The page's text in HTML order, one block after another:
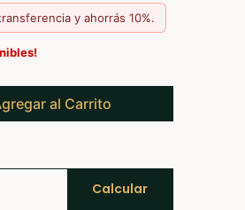
y ahorrás 10%.
al Carrito
Calcular